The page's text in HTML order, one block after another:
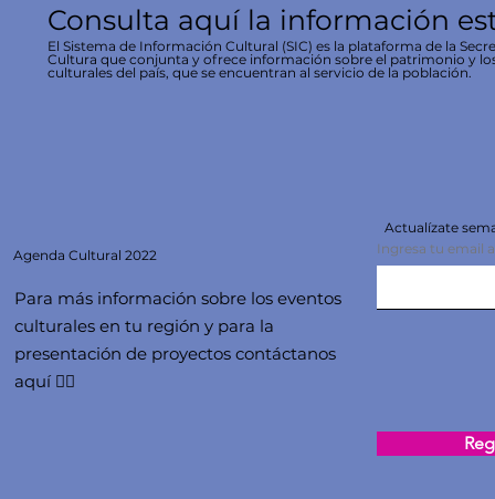
Consulta aquí la información
El Sistema de Información Cultural (SIC) es la plataforma de la
Cultura que conjunta y ofrece información sobre el patrimonio y
culturales del país, que se encuentran al servicio de la población.
Agenda Cultural 2022
Para más información sobre los eventos
culturales en tu región y para la
presentación de proyectos contáctanos
aquí 👇🏻
Actualízate
Ingresa tu email